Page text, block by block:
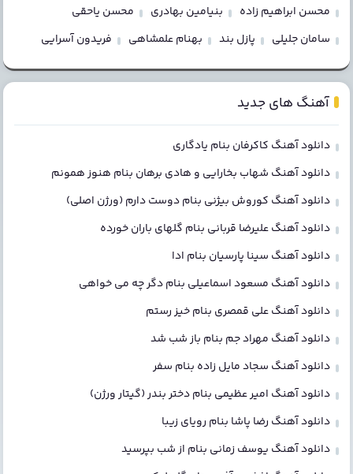
محسن ابراهیم زاده
بنیامین بهادری
محسن یاحقی
سامان جلیلی
پازل بند بهنام علمشاهی فریدون آسرایی
آهنگ های جدید
دانلود آهنگ کاکرفان بنام یادگاری
دانلود آهنگ شهاب بخارایی و هادی برهان بنام هنوز همونم
دانلود آهنگ کوروش بیژنی بنام دوست دارم (ورژن اصلی)
دانلود آهنگ علیرضا قربانی بنام گلهای باران خورده
دانلود آهنگ سینا پارسیان بنام ادا
دانلود آهنگ مسعود اسماعیلی بنام دگر چه می خواهی
دانلود آهنگ علی قمصری بنام خیز رستم
دانلود آهنگ مهراد جم بنام باز شب شد
دانلود آهنگ سجاد مایل زاده بنام سفر
دانلود آهنگ امیر عظیمی بنام دختر بندر (گیتار ورژن)
دانلود آهنگ رضا پاشا بنام رویای زیبا
دانلود آهنگ یوسف زمانی بنام از شب بپرسید